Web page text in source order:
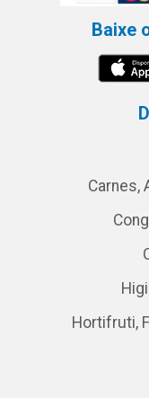
Baixe
Carnes,
Hortifruti,